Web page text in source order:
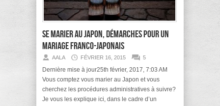
Se marier au Japon, démarches pour un
mariage franco-japonais
AALA FÉVRIER 16, 2015 5
Dernière mise à jour25th février, 2017, 7:03 AM
Vous comptez vous marier au Japon et vous
cherchez les procédures administratives à suivre?
Je vous les explique ici, dans le cadre d’un